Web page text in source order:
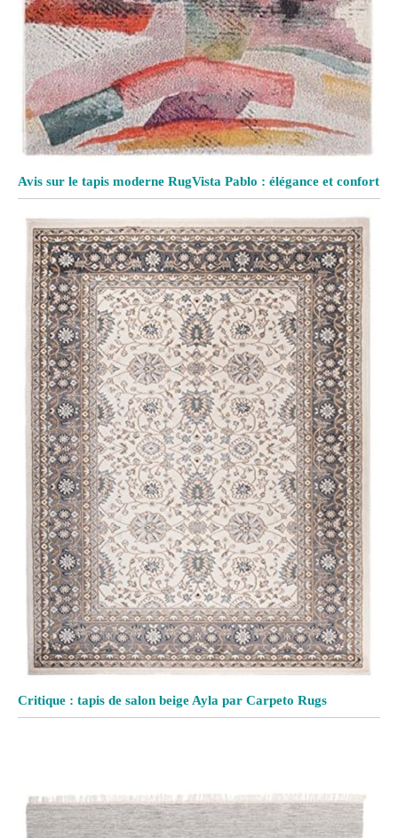
Avis sur le tapis moderne RugVista Pablo : élégance et confort
Critique : tapis de salon beige Ayla par Carpeto Rugs